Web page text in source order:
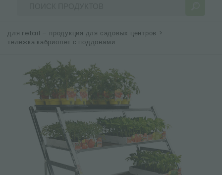
РЕЗУЛЬТАТЫ ПОИСКА:
БОЛЬШЕ РЕЗУЛЬТАТОВ ДЛЯ ВАС:
для retail – продукция для садовых центров >
тележка кабриолет с поддонами